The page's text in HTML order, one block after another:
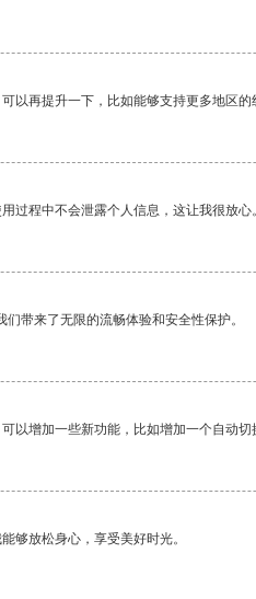
以再提升一下，比如能够支持更多地区的
过程中不会泄露个人信息，这让我很放
带来了无限的流畅体验和安全性保护。
以增加一些新功能，比如增加一个自动切
够放松身心，享受美好时光。